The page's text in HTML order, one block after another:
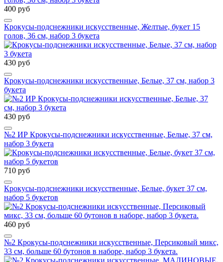
400 руб
Крокусы-подснежники искусственные, Желтые, букет 15
голов, 36 см, набор 3 букета
430 руб
Крокусы-подснежники искусственные, Белые, 37 см, набор 3
букета
430 руб
№2 ИР Крокусы-подснежники искусственные, Белые, 37 см,
набор 3 букета
710 руб
Крокусы-подснежники искусственные, Белые, букет 37 см,
набор 5 букетов
460 руб
№2 Крокусы-подснежники искусственные, Персиковый микс,
33 см, больше 60 бутонов в наборе, набор 3 букета.